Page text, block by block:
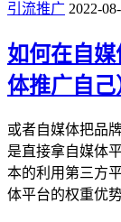
引流推广 2022-
如何在自
体推广自己
或者自媒体把品
是直接拿自媒体
本的利用第三方
体平台的权重优